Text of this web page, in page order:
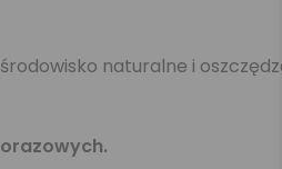
naturalne i